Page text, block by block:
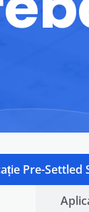
Pre-Settled